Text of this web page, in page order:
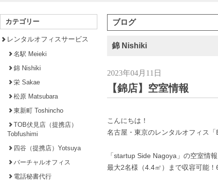
ブログ
錦 Nishiki
2023年04月11日
【錦店】空室情報
こんにちは！
名古屋・東京のレンタルオフィス
「startup Side Nagoya」の空室情
最大2名様（4.4㎡）まで収容可能
カテゴリー
レンタルオフィスサービス
名駅 Meieki
錦 Nishiki
栄 Sakae
松原 Matsubara
東新町 Toshincho
TOB伏見店（提携店）
Tobfushimi
四谷（提携店）Yotsuya
バーチャルオフィス
電話秘書代行